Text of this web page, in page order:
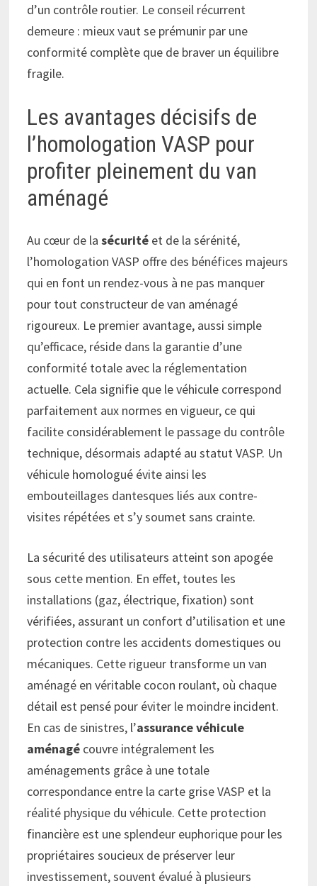
d’un contrôle routier. Le conseil récurrent
demeure : mieux vaut se prémunir par une
conformité complète que de braver un équilibre
fragile.
Les avantages décisifs de
l’homologation VASP pour
profiter pleinement du van
aménagé
Au cœur de lasécurité et de la sérénité,
l’homologation VASP offre des bénéfices majeurs
qui en font un rendez-vous à ne pas manquer
pour tout constructeur de van aménagé
rigoureux. Le premier avantage, aussi simple
qu’efficace, réside dans la garantie d’une
conformité totale avec la réglementation
actuelle. Cela signifie que le véhicule correspond
parfaitement aux normes en vigueur, ce qui
facilite considérablement le passage du contrôle
technique, désormais adapté au statut VASP. Un
véhicule homologué évite ainsi les
embouteillages dantesques liés aux contre-
visites répétées et s’y soumet sans crainte.
La sécurité des utilisateurs atteint son apogée
sous cette mention. En effet, toutes les
installations (gaz, électrique, fixation) sont
vérifiées, assurant un confort d’utilisation et une
protection contre les accidents domestiques ou
mécaniques. Cette rigueur transforme un van
aménagé en véritable cocon roulant, où chaque
détail est pensé pour éviter le moindre incident.
En cas de sinistres, l’assurance véhicule
aménagé couvre intégralement les
aménagements grâce à une totale
correspondance entre la carte grise VASP et la
réalité physique du véhicule. Cette protection
financière est une splendeur euphorique pour les
propriétaires soucieux de préserver leur
investissement, souvent évalué à plusieurs